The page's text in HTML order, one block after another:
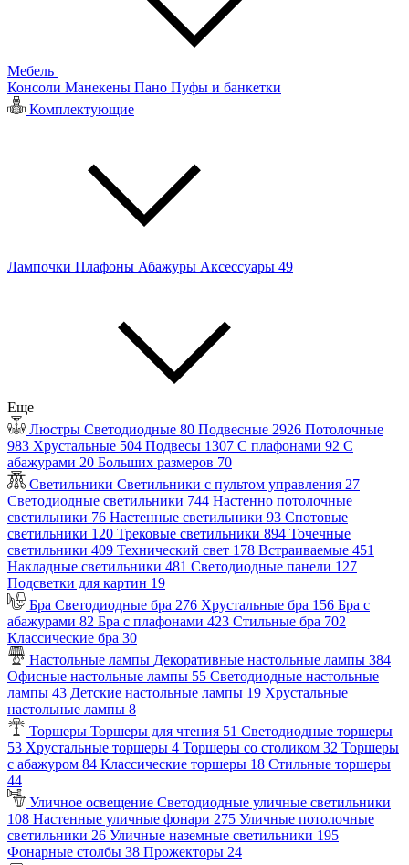
Мебель
Консоли Манекены Пано Пуфы и банкетки
Комплектующие
Лампочки Плафоны Абажуры Аксессуары 49
Еще
Люстры Светодиодные 80 Подвесные 2926 Потолочные
983 Хрустальные 504 Подвесы 1307 С плафонами 92 С
абажурами 20 Больших размеров 70
Светильники Светильники с пультом управления 27
Светодиодные светильники 744 Настенно потолочные
светильники 76 Настенные светильники 93 Спотовые
светильники 120 Трековые светильники 894 Точечные
светильники 409 Технический свет 178 Встраиваемые 451
Накладные светильники 481 Светодиодные панели 127
Подсветки для картин 19
Бра Светодиодные бра 276 Хрустальные бра 156 Бра с
абажурами 82 Бра с плафонами 423 Стильные бра 702
Классические бра 30
Настольные лампы Декоративные настольные лампы 384
Офисные настольные лампы 55 Светодиодные настольные
лампы 43 Детские настольные лампы 19 Хрустальные
настольные лампы 8
Торшеры Торшеры для чтения 51 Светодиодные торшеры
53 Хрустальные торшеры 4 Торшеры со столиком 32 Торшеры
с абажуром 84 Классические торшеры 18 Стильные торшеры
44
Уличное освещение Светодиодные уличные светильники
108 Настенные уличные фонари 275 Уличные потолочные
светильники 26 Уличные наземные светильники 195
Фонарные столбы 38 Прожекторы 24